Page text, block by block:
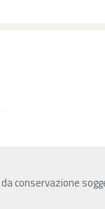
conservazione